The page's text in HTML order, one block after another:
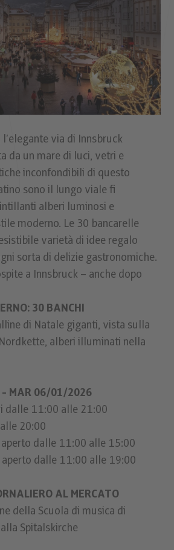
l’elegante via di Innsbruck
da un mare di luci, vetri e
inconfondibili di questo
sono il lungo viale ﬁ
alberi luminosi e
moderno. Le 30 bancarelle
varietà di idee regalo
sorta di delizie gastronomiche.
a Innsbruck – anche dopo
30 BANCHI
di Natale giganti, vista sulla
alberi illuminati nella
MAR 06/01/2026
dalle 11:00 alle 21:00
20:00
dalle 11:00 alle 15:00
dalle 11:00 alle 19:00
AL MERCATO
della Scuola di musica di
Spitalskirche